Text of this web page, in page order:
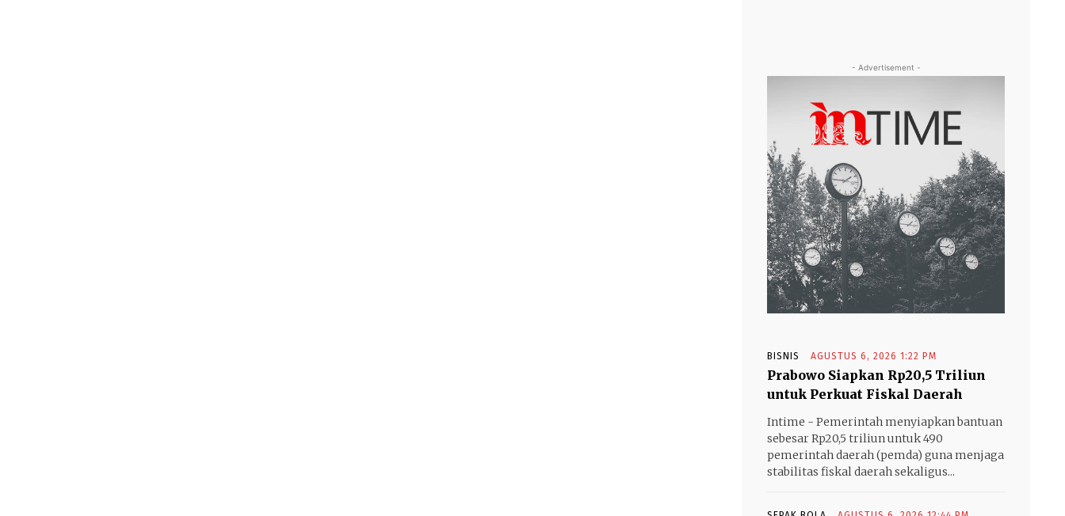
- Advertisement -
BISNIS AGUSTUS 6, 2026 1:22 PM
Prabowo Siapkan Rp20,5 Triliun
untuk Perkuat Fiskal Daerah
Intime - Pemerintah menyiapkan bantuan
sebesar Rp20,5 triliun untuk 490
pemerintah daerah (pemda) guna menjaga
stabilitas fiskal daerah sekaligus...